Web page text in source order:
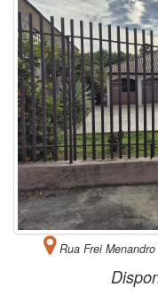
Rua Frei